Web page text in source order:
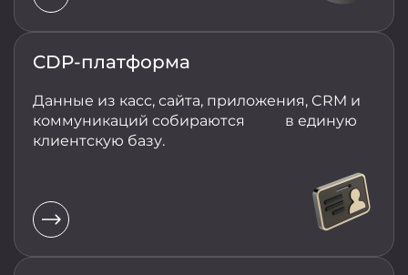
CDP-платформа
Данные из касс, сайта, приложения, CRM и
коммуникаций собираются в единую
клиентскую базу.